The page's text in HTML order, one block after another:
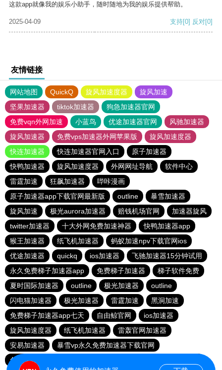
这款app就像我的娱乐小助手，随时随地为我的娱乐提供帮助。
2025-04-09 支持[0] 反对[0]
友情链接
网站地图 QuickQ 旋风加速度器
旋风加速
坚果加速器
tiktok加速器
狗急加速器官网
免费vqn外网加速
小蓝鸟 优途加速器官网
风驰加速器
旋风加速器
免费vps加速器外网苹果版
旋风加速度器
快连加速器
快连加速器官网入口
原子加速器
快鸭加速器
旋风加速度器 外网网址导航
软件中心
雷霆加速
狂飙加速器
哔咔漫画
原子加速器app下载官网最新版
outline
暴雪加速器
旋风加速
极光aurora加速器 赔钱机场官网
加速器旋风
twitter加速器
十大外网免费加速神器
快鸭加速器app
猴王加速器
纸飞机加速器
蚂蚁加速npv下载官网ios
优途加速器
quickq ios加速器
飞驰加速器15分钟试用
永久免费梯子加速器app
免费梯子加速器
梯子软件免费
夏时国际加速器
outline 极光加速器
outline
闪电猫加速器
极光加速器 雷霆加速
黑洞加速
免费梯子加速器app七天
自由鲸官网
ios加速器
旋风加速度器
纸飞机加速器
雷轰官网加速器
安易加速器
暴雪vp永久免费加速器下载官网
免费vqn加速试用